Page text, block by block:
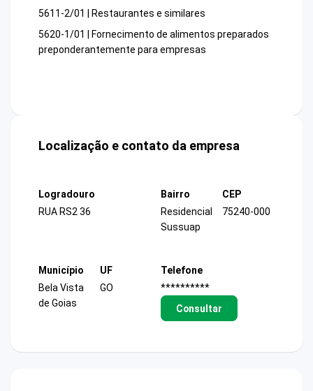
5611-2/01 | Restaurantes e similares
5620-1/01 | Fornecimento de alimentos preparados
preponderantemente para empresas
Localização e contato da empresa
Logradouro
RUA RS2 36
Bairro
Residencial
Sussuap
CEP
75240-000
Município
Bela Vista
de Goias
UF
GO
Telefone
**********
Consultar